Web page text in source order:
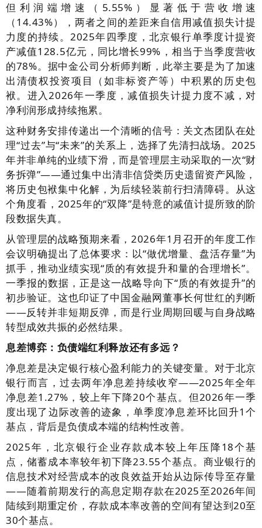
但利润端增速（5.55%）显著低于营收增速
（14.43%），两者之间的差距来自信用减值损失计提
力度的持续。2025年四季度，北京银行单季度计提资
产减值128.5亿元，同比增长99%，相当于当季度营收
的78%。据中金公司分析师判断，此举主要是为了加速
出清债权投资项目（如非标资产等）中积累的历史包
袱。进入2026年一季度，减值损失计提力度不减，对
净利润形成持续拖累。
这种财务安排传递出一个清晰的信号：关文杰团队在处
理“过去”与“未来”的关系上，选择了先清扫战场。2025
年并非单纯的业绩下滑，而是管理层主动采取的一次“财
务拆弹”——通过集中出清非信贷类历史遗留资产风险，
将历史包袱集中化解，为后续轻装前行扫清障碍。从这
个角度看，2025年的“双降”是特意的减值计提所致的阶
段数据失真。
从管理层的战略预期来看，2026年1月召开的年度工作
会议明确提出了总体要求：以“做优增量、盘活存量”为
抓手，推动业绩实现“质的有效提升和量的合理增长”。
一季报的数据，正是这一战略导向下“质的有效提升”的
初步验证。这也印证了中国金融网董事长何世红的判断
——反转并非短期反弹，而是行业周期回暖与自身战略
转型成效共振的必然结果。
息差博弈：负债端红利释放还有多远？
净息差是决定银行核心盈利能力的关键变量。对于北京
银行而言，过去两年净息差持续收窄——2025年全年
净息差1.27%，较上年下降20个基点。但2026年一季
度出现了边际改善的迹象，单季度净息差环比回升1个
基点，背后是负债成本端的结构性改善。
2025年，北京银行企业存款成本较上年压降18个基
点，储蓄成本率较年初下降23.55个基点。商业银行的
信息技术对经营成本的改良效益开始从边际传导至存量
——随着前期发行的高息定期存款在2025至2026年间
陆续到期重定价，存款成本率改善的空间有望达到20至
30个基点。